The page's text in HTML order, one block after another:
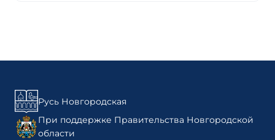
Русь Новгородская
При поддержке Правительства Новгородской
области